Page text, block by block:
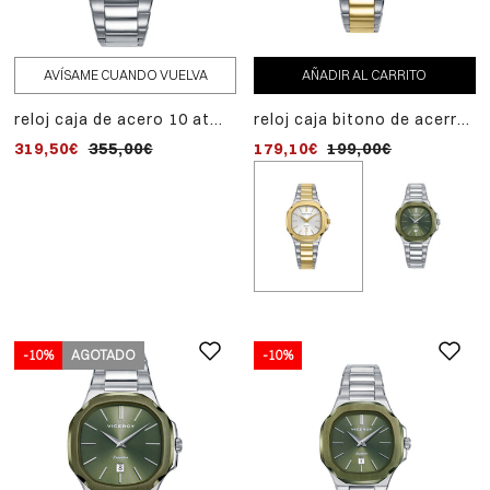
AVÍSAME CUANDO VUELVA
reloj caja de acero 10 atm,
movimiento automático,
319,50€ 355,00€
AÑADIR AL CARRITO
reloj caja bitono de acerro
brazalete bitono de acero
cuarzo, colección laura
escanes
179,10€ 199,00€
-10% AGOTADO -10%